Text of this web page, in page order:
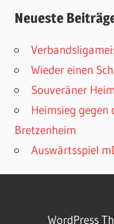
Neueste
Wieder einen
Souveräner
Heimsieg gegen
Bretzenheim
Auswärtsspiel
WordPress